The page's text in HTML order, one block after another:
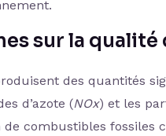
sur la qualité
des quantités
d’azote (NOx) et les
combustibles fossiles